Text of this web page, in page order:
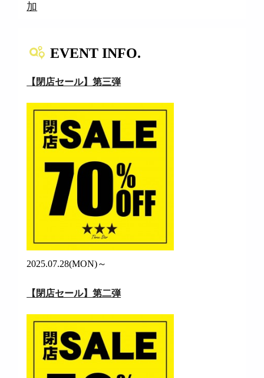
加
EVENT INFO.
【閉店セール】第三弾
2025.07.28(MON)～
【閉店セール】第二弾